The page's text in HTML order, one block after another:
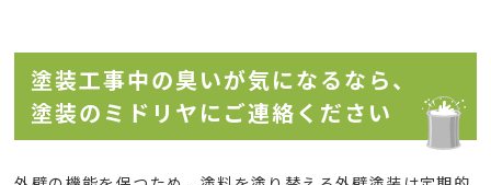
塗装工事中の臭いが気になるなら、
塗装のミドリヤにご連絡ください